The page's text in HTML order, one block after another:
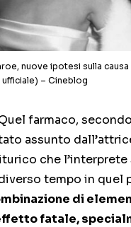
nuove ipotesi sulla
– Cineblog
farmaco,
assunto
che l’interprete
tempo in quel
di
fatale,